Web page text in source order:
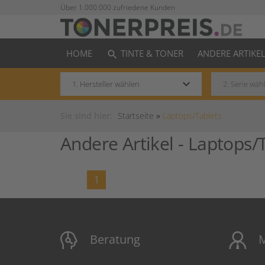
Über 1.000.000 zufriedene Kunden
HOME search TINTE & TONER ANDERE ARTIKEL
keyboard_arrow_down
Startseite » Laptops/Tablets
Andere Artikel - Laptops/
1
Beratung